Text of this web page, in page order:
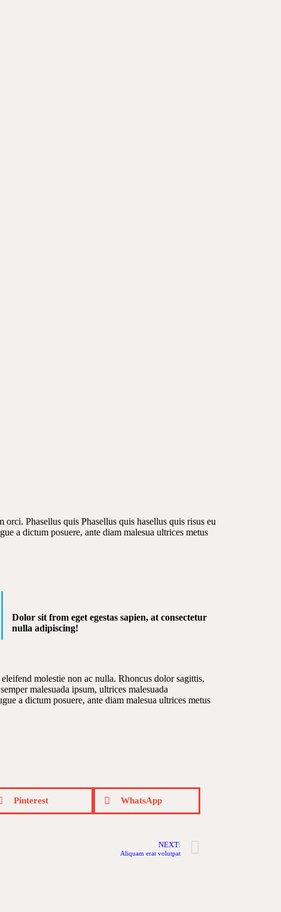
Phasellus quis Phasellus quis hasellus quis risus eu
a dictum posuere, ante diam malesua ultrices metus
Dolor sit from eget egestas sapien, at consectetur
nulla adipiscing!
molestie non ac nulla. Rhoncus dolor sagittis,
malesuada ipsum, ultrices malesuada
a dictum posuere, ante diam malesua ultrices metus
Pinterest WhatsApp
NEXT:
Aliquam erat volutpat